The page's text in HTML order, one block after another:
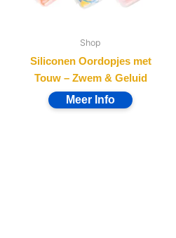
Shop
Siliconen Oordopjes met
Touw – Zwem & Geluid